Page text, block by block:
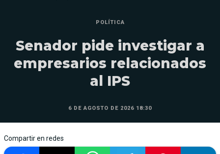
POLÍTICA
Senador pide investigar a
empresarios relacionados
al IPS
6 DE AGOSTO DE 2026 18:30
Compartir en redes